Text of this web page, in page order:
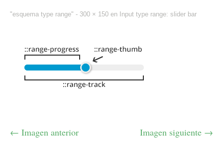
"esquema type range" - 300 × 150 en Input type range: slider bar
← Imagen anterior Imagen siguiente →